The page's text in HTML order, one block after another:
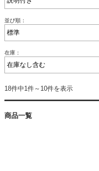
並び順：
在庫：
18件中1件～10件を表示
商品一覧